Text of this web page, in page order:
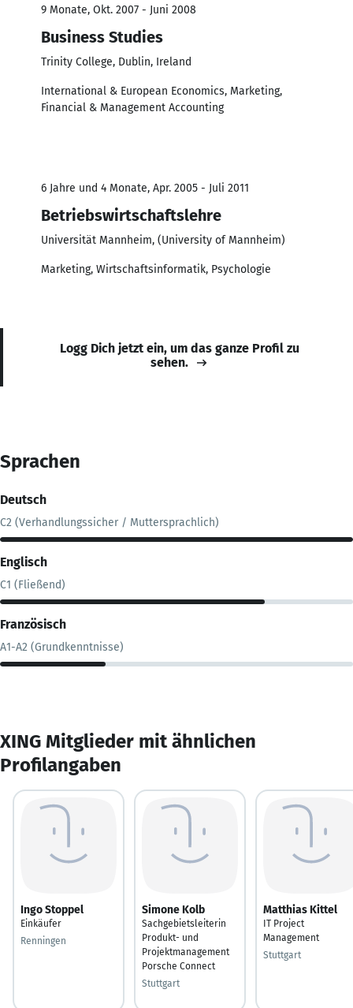
9 Monate, Okt. 2007 - Juni 2008
Business Studies
Trinity College, Dublin, Ireland
International & European Economics, Marketing,
Financial & Management Accounting
6 Jahre und 4 Monate, Apr. 2005 - Juli 2011
Betriebswirtschaftslehre
Universität Mannheim, (University of Mannheim)
Marketing, Wirtschaftsinformatik, Psychologie
Logg Dich jetzt ein, um das ganze Profil zu
sehen.
Sprachen
Deutsch
C2 (Verhandlungssicher / Muttersprachlich)
Englisch
C1 (Fließend)
Französisch
A1-A2 (Grundkenntnisse)
XING Mitglieder mit ähnlichen
Profilangaben
Ingo Stoppel
Einkäufer
Renningen
Simone Kolb
Sachgebietsleiterin
Produkt- und
Projektmanagement
Porsche Connect
Stuttgart
Matthias Kittel
IT Project
Management
Stuttgart